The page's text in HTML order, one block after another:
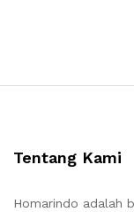
Tentang Kami
Homarindo adalah